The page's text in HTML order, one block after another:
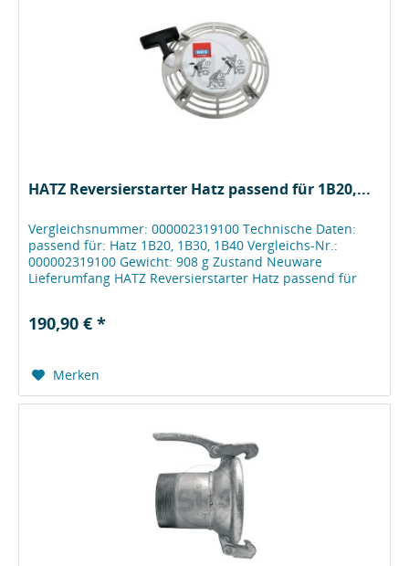
HATZ Reversierstarter Hatz passend für 1B20,...
Vergleichsnummer: 000002319100 Technische Daten:
passend für: Hatz 1B20, 1B30, 1B40 Vergleichs-Nr.:
000002319100 Gewicht: 908 g Zustand Neuware
Lieferumfang HATZ Reversierstarter Hatz passend für
190,90 € *
Merken